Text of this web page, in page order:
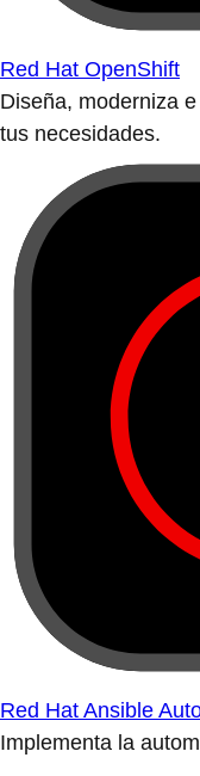
Red Hat OpenShift
Diseña, moderniza
tus necesidades.
Red Hat Ansible
Implementa la